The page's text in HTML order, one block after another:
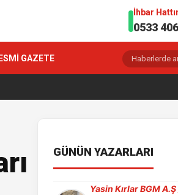
İhbar
0533
GAZETE
GÜNÜN YAZARLARI
Yasin Kırlar BGM